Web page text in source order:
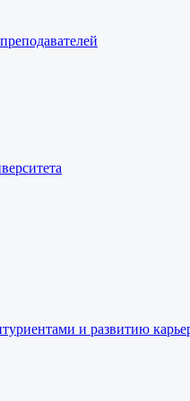
и развитию